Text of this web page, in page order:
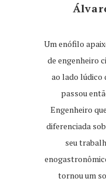
Um enófilo
de engenheiro
ao lado lúdico
passou
Engenheiro
diferenciada
seu
tornou um